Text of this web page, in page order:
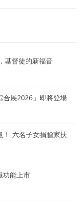
基督徒的新福音
合展2026」即將登場
！ 六名子女捐贈家扶
功能上市